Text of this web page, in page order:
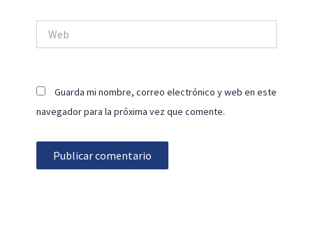
Guarda mi nombre, correo electrónico y web en este
navegador para la próxima vez que comente.